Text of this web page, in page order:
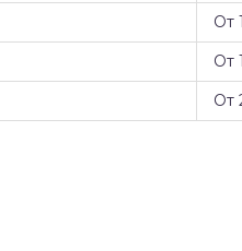
От
От
От